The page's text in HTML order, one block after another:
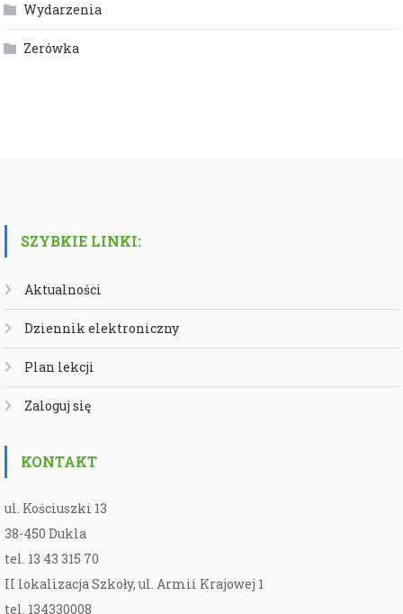
Wydarzenia
Zerówka
SZYBKIE LINKI:
Aktualności
Dziennik elektroniczny
Plan lekcji
Zaloguj się
KONTAKT
ul. Kościuszki 13
38-450 Dukla
tel. 13 43 315 70
II lokalizacja Szkoły, ul. Armii Krajowej 1
tel. 134330008